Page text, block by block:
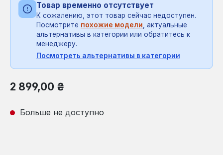
Товар временно отсутствует
К сожалению, этот товар сейчас недоступен.
Посмотрите похожие модели, актуальные
альтернативы в категории или обратитесь к
менеджеру.
Посмотреть альтернативы в категории
Обычная цена:
2 899,00 ₴
Больше не доступно